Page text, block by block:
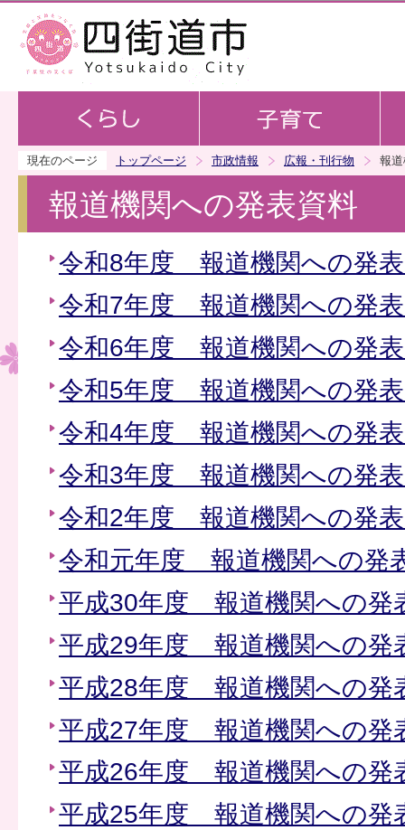
現在のページ トップページ 市政情報 広報・刊行物 報
報道機関への発表資料
令和8年度 報道機関への発
令和7年度 報道機関への発
令和6年度 報道機関への発
令和5年度 報道機関への発
令和4年度 報道機関への発
令和3年度 報道機関への発
令和2年度 報道機関への発
令和元年度 報道機関への発
平成30年度 報道機関への発
平成29年度 報道機関への発
平成28年度 報道機関への発
平成27年度 報道機関への発
平成26年度 報道機関への発
平成25年度 報道機関への発